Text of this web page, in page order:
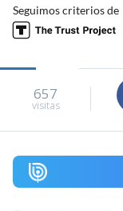
Seguimos criterios de
657
visitas